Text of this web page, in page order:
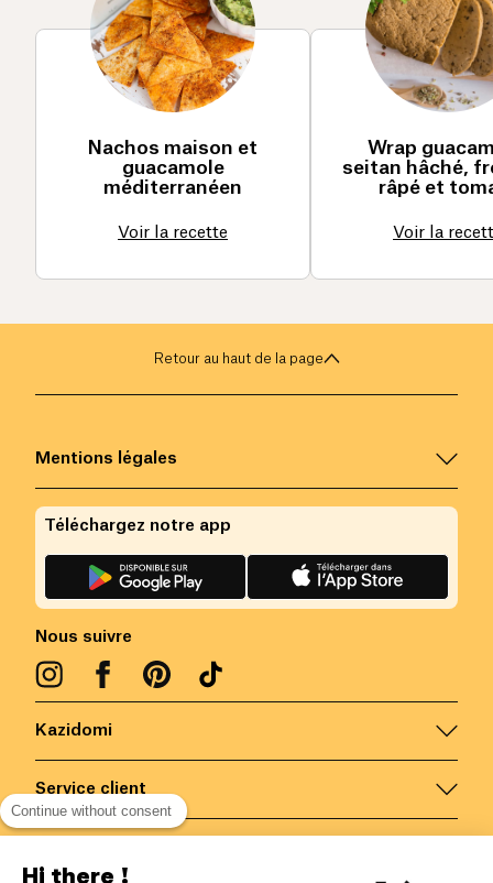
Nachos maison et
guacamole
méditerranéen
Voir la recette
Wrap
seitan hâché,
râpé et
Voir la
Retour au haut de la page
Kazidomi
Service client
Mentions légales
Nous suivre
Téléchargez notre app
Continue without consent
Hi there !